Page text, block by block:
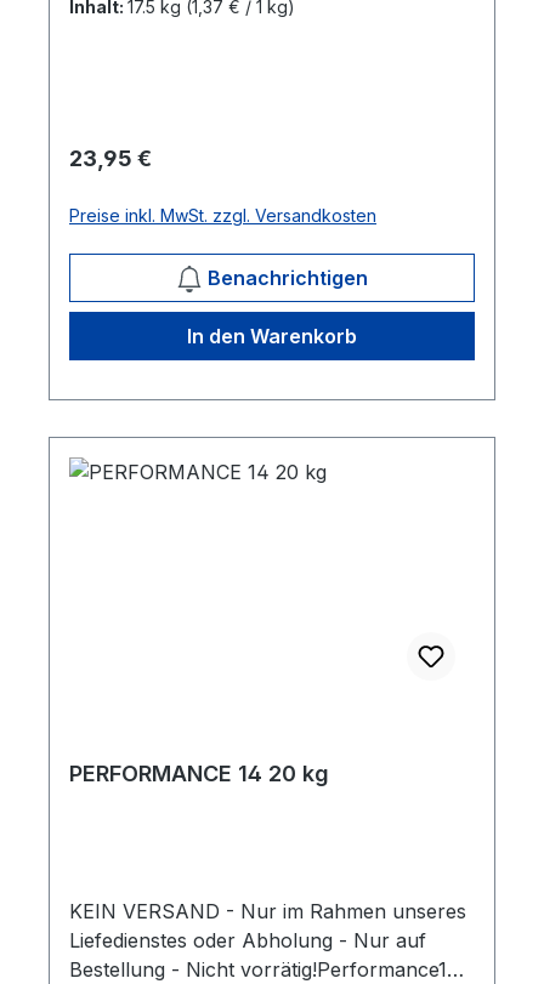
Inhalt: 17.5 kg (1,37 € / 1 kg)
Regulärer Preis:
23,95 €
Preise inkl. MwSt. zzgl. Versandkosten
Benachrichtigen
In den Warenkorb
PERFORMANCE 14 20 kg
KEIN VERSAND - Nur im Rahmen unseres
Liefedienstes oder Abholung - Nur auf
Bestellung - Nicht vorrätig!Performance14